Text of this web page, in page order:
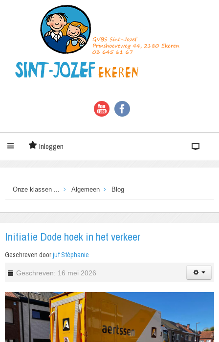
Inloggen
Onze klassen ... Algemeen Blog
Initiatie Dode hoek in het verkeer
Geschreven doorjuf Stéphanie
Geschreven: 16 mei 2026